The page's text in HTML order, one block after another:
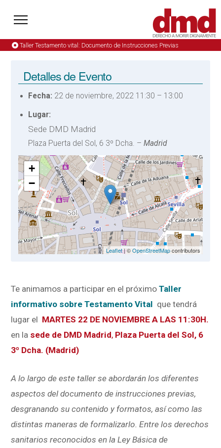
Taller Testamento vital: Documento de Instrucciones Previas
Detalles de Evento
Fecha: 22 de noviembre, 2022 11:30 – 13:00
Lugar:
Sede DMD Madrid
Plaza Puerta del Sol, 6 3º Dcha. –Madrid
+
−
Leaflet| ©OpenStreetMapcontributors
Te animamos a participar en el próximoTaller
informativo sobre Testamento Vital que tendrá
lugar el MARTES 22 DE NOVIEMBREA LAS 11:30H.
en la sede de DMD Madrid, Plaza Puerta del Sol, 6
3º Dcha. (Madrid)
A lo largo de este taller se abordarán los diferentes
aspectos del documento de instrucciones previas,
desgranando su contenido y formatos, así como las
distintas maneras de formalizarlo. Entre los derechos
sanitarios reconocidos en la Ley Básica de